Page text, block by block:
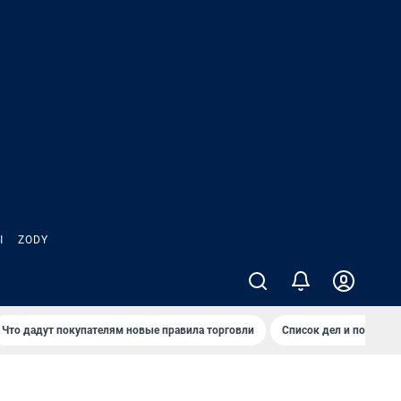
ZODY
Что дадут покупателям новые правила торговли Список дел и покупок